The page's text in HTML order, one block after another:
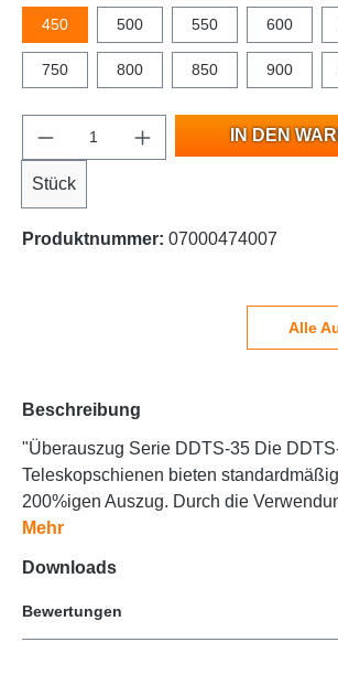
450 500 550 600
750 800 850 900
Stück
IN DEN
Produktnummer: 07000474007
Alle
Beschreibung
"Überauszug Serie DDTS-35 Die
Teleskopschienen bieten
200%igen Auszug. Durch die
Mehr
Downloads
Bewertungen